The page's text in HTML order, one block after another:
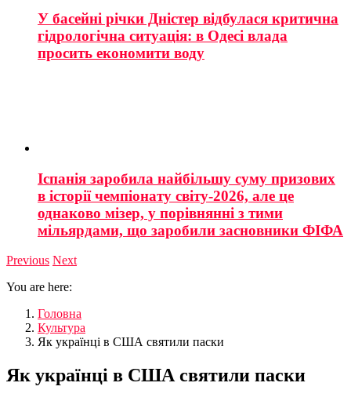
У басейні річки Дністер відбулася критична
гідрологічна ситуація: в Одесі влада
просить економити воду
Іспанія заробила найбільшу суму призових
в історії чемпіонату світу-2026, але це
однаково мізер, у порівнянні з тими
мільярдами, що заробили засновники ФІФА
Previous Next
You are here:
Головна
Культура
Як українці в США святили паски
Як українці в США святили паски